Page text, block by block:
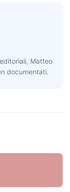
Matteo
documentati.